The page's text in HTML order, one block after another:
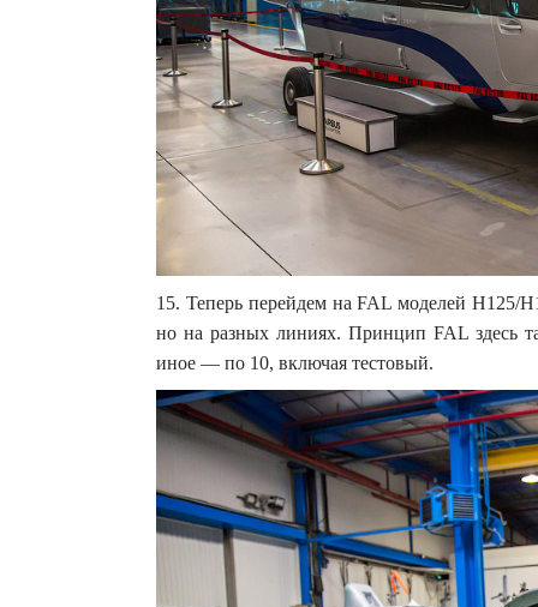
15. Теперь перейдем на FAL моделей H125/
но на разных линиях. Принцип FAL здесь
иное — по 10, включая тестовый.